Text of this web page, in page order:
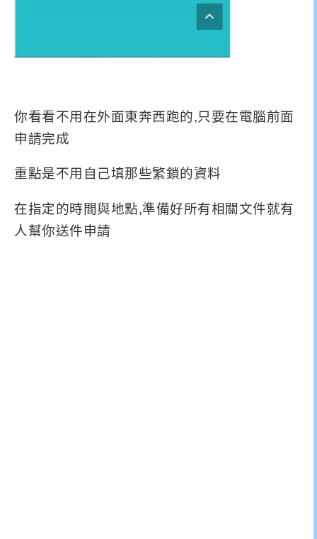
你看看不用在外面東奔西跑的,只要在電腦前面
申請完成
重點是不用自己填那些繁鎖的資料
在指定的時間與地點,準備好所有相關文件就有
人幫你送件申請